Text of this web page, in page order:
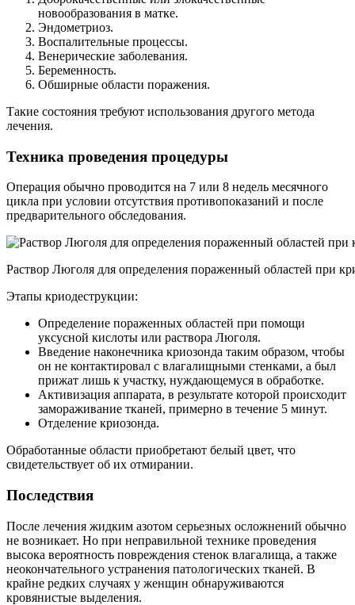
новообразования в матке.
Эндометриоз.
Воспалительные процессы.
Венерические заболевания.
Беременность.
Обширные области поражения.
Такие состояния требуют использования другого метода
лечения.
Техника проведения процедуры
Операция обычно проводится на 7 или 8 недель месячного
цикла при условии отсутствия противопоказаний и после
предварительного обследования.
Раствор Люголя для определения пораженный областей при
Этапы криодеструкции:
Определение пораженных областей при помощи
уксусной кислоты или раствора Люголя.
Введение наконечника криозонда таким образом, чтобы
он не контактировал с влагалищными стенками, а был
прижат лишь к участку, нуждающемуся в обработке.
Активизация аппарата, в результате которой происходит
замораживание тканей, примерно в течение 5 минут.
Отделение криозонда.
Обработанные области приобретают белый цвет, что
свидетельствует об их отмирании.
Последствия
После лечения жидким азотом серьезных осложнений обычно
не возникает. Но при неправильной технике проведения
высока вероятность повреждения стенок влагалища, а также
неокончательного устранения патологических тканей. В
крайне редких случаях у женщин обнаруживаются
кровянистые выделения.